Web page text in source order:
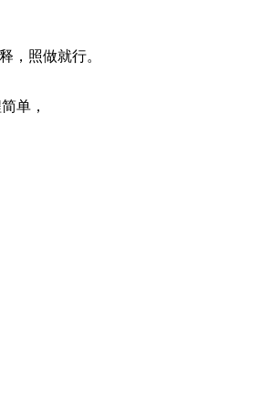
，照做就行。
单，